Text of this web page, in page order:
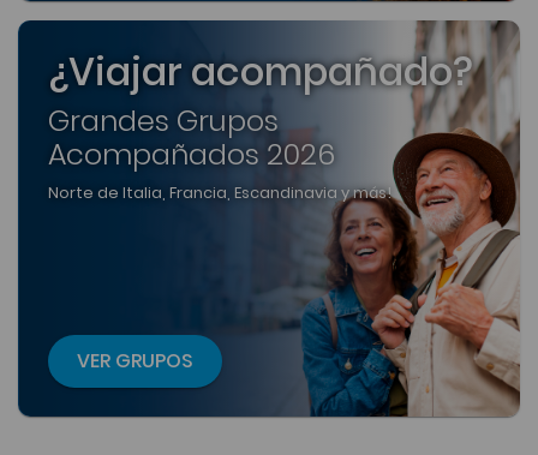
¿Viajar acompañado?
Grandes Grupos
Acompañados 2026
Norte de Italia, Francia, Escandinavia y más!
VER GRUPOS